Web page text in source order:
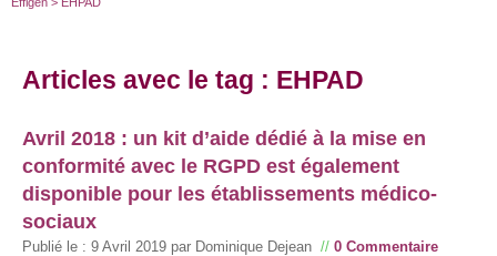
Articles avec le tag : EHPAD
Avril 2018 : un kit d’aide dédié à la mise en
conformité avec le RGPD est également
disponible pour les établissements médico-
sociaux
Publié le : 9 Avril 2019 par Dominique Dejean // 0 Commentaire